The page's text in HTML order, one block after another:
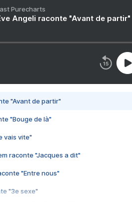
Purecharts
Angeli raconte "Avant de partir"
"Avant de partir"
"Bouge de là"
vais vite"
raconte "Jacques a dit"
"Entre nous"
"3e sexe"